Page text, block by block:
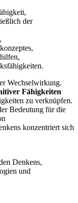
der
Wechselwirkung.
Fähigkeiten
zu verknüpfen.
Bedeutung für die
konzentriert sich
Denkens,
und